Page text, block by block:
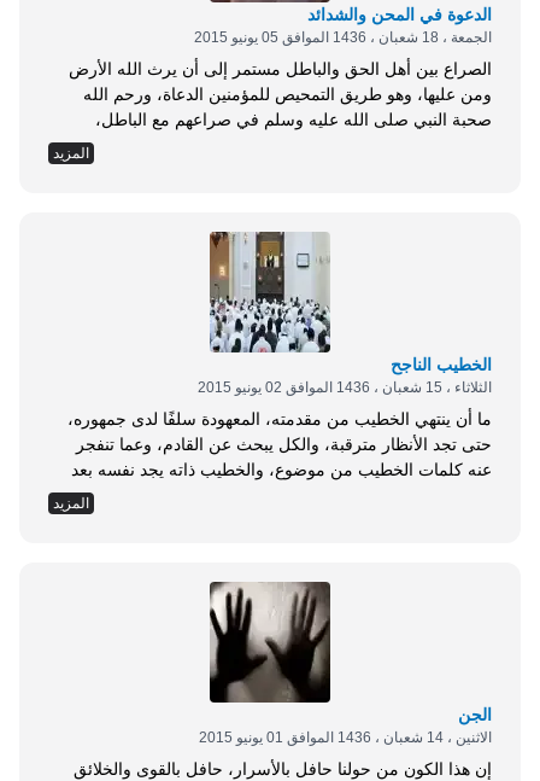
الدعوة في المحن والشدائد
الجمعة ، 18 شعبان ، 1436 الموافق 05 يونيو 2015
الصراع بين أهل الحق والباطل مستمر إلى أن يرث الله الأرض
ومن عليها، وهو طريق التمحيص للمؤمنين الدعاة، ورحم الله
صحبة النبي صلى الله عليه وسلم في صراعهم مع الباطل،
وانتصارهم عليه، ونشر الخير للبشرية، يقول سبحانه: {الم (1)
المزيد
الخطيب الناجح
الثلاثاء ، 15 شعبان ، 1436 الموافق 02 يونيو 2015
ما أن ينتهي الخطيب من مقدمته، المعهودة سلفًا لدى جمهوره،
حتى تجد الأنظار مترقبة، والكل يبحث عن القادم، وعما تنفجر
عنه كلمات الخطيب من موضوع، والخطيب ذاته يجد نفسه بعد
هذا الفاصل بين خيارات متعددة؛ إما أن يوضح ويصرح بما سيتناول
الحديث عنه، أو يجنح بخيال المستمع إلى أمر ما، ينفذ من خلاله
المزيد
الجن
الاثنين ، 14 شعبان ، 1436 الموافق 01 يونيو 2015
إن هذا الكون من حولنا حافل بالأسرار، حافل بالقوى والخلائق